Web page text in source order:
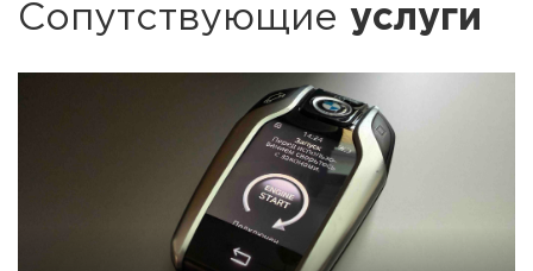
Сопутствующие услуги